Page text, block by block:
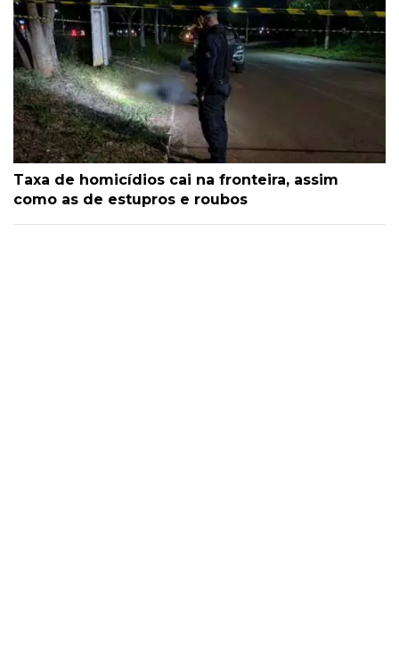
Taxa de homicídios cai na fronteira, assim
como as de estupros e roubos